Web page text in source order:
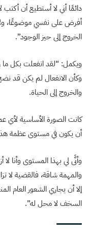
دائمًا أني لا أستطيع أن
أفرض على نفسي موضوعًا،
الخروج إلى حيز الوجود”.
ويكمل: “لقد انفعلت بكل ما
وكأن الانفعال لم يكن قد نضج
والخروج إلى الحياة.
كانت الصورة الأساسية لأي
أن يكون في مستوى عظمة
وأنَّى لي بهذا المستوى وأنا لا
والمهمة شاقة، فالقضية لا
إلا أن يجاري الشعور العام
السخف لا محل له”.